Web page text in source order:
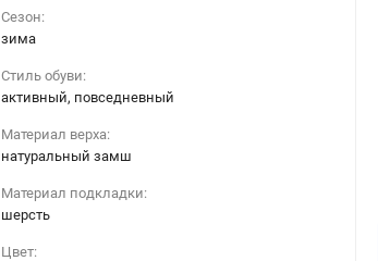
Сезон:
зима
Стиль обуви:
активный, повседневный
Материал верха:
натуральный замш
Материал подкладки:
шерсть
Цвет: